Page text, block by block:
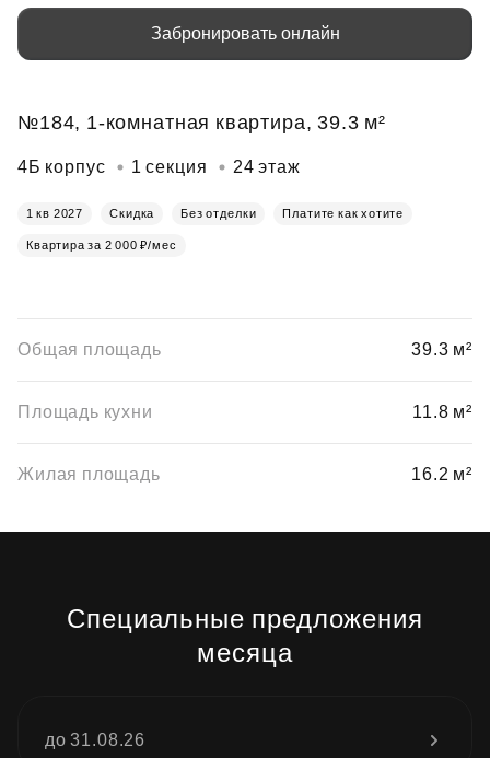
Забронировать онлайн
№184, 1-комнатная квартира, 39.3 м²
4Б корпус 1 секция 24 этаж
1 кв 2027 Скидка Без отделки Платите как хотите
Квартира за 2 000 ₽/мес
Общая площадь 39.3 м²
Площадь кухни 11.8 м²
Жилая площадь 16.2 м²
Специальные предложения
месяца
до 31.08.26